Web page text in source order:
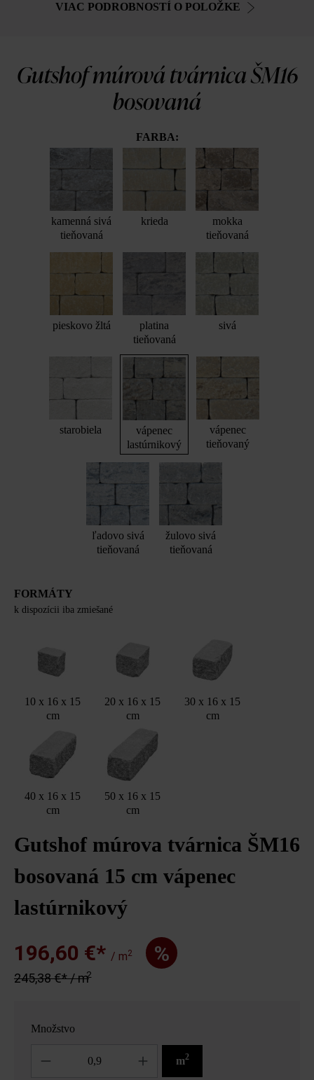
VIAC PODROBNOSTÍ O POLOŽKE
Gutshof múrová tvárnica ŠM16
bosovaná
FARBA:
kamenná sivá
tieňovaná
krieda
mokka
tieňovaná
pieskovo žltá
platina
tieňovaná
sivá
starobiela
vápenec
lastúrnikový
vápenec
tieňovaný
ľadovo sivá
tieňovaná
žulovo sivá
tieňovaná
FORMÁTY
k dispozícii iba zmiešané
10 x 16 x 15
cm
20 x 16 x 15
cm
30 x 16 x 15
cm
40 x 16 x 15
cm
50 x 16 x 15
cm
Gutshof múrova tvárnica ŠM16
bosovaná 15 cm vápenec
lastúrnikový
196,60 €* / m2 %
245,38 €* / m2
Množstvo
m2